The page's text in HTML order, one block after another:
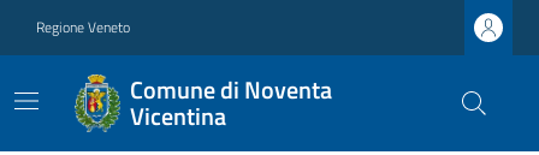
Regione Veneto
Comune di Noventa
Vicentina